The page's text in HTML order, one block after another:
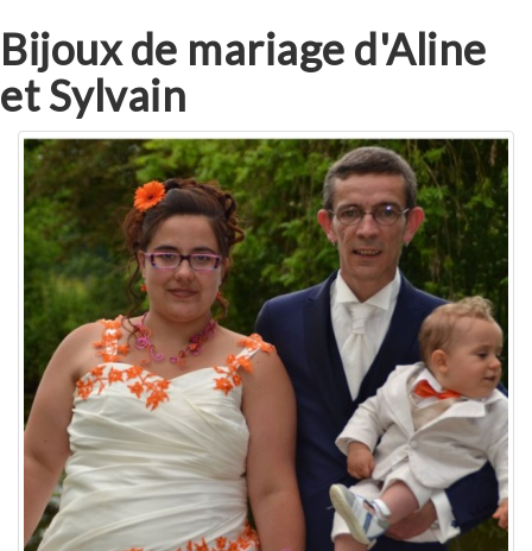
Bijoux de mariage d'Aline
et Sylvain